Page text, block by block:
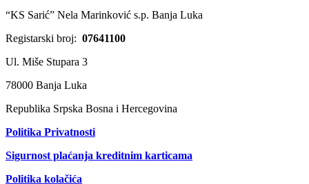
“KS Sarić” Nela Marinković s.p. Banja Luka
Registarski broj: 07641100
Ul. Miše Stupara 3
78000 Banja Luka
Republika Srpska Bosna i Hercegovina
Politika Privatnosti
Sigurnost plaćanja kreditnim karticama
Politika kolačića